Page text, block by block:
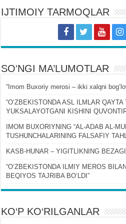
IJTIMOIY TARMOQLAR
SOʻNGI MA’LUMOTLAR
“Imom Buxoriy merosi – ikki xalqni
“OʻZBEKISTONDA ASL ILMLAR
YUKSALAYOTGANI KISHINI
IMOM BUXORIYNING “AL-ADAB AL-
TUSHUNCHALARINING FALSAFIY
KASB-HUNAR – YIGITLIKNING BEZAGI
“OʻZBEKISTONDA ILMIY MEROS
BEQIYOS TAJRIBA BOʻLDI”
KO‘P KO‘RILGANLAR